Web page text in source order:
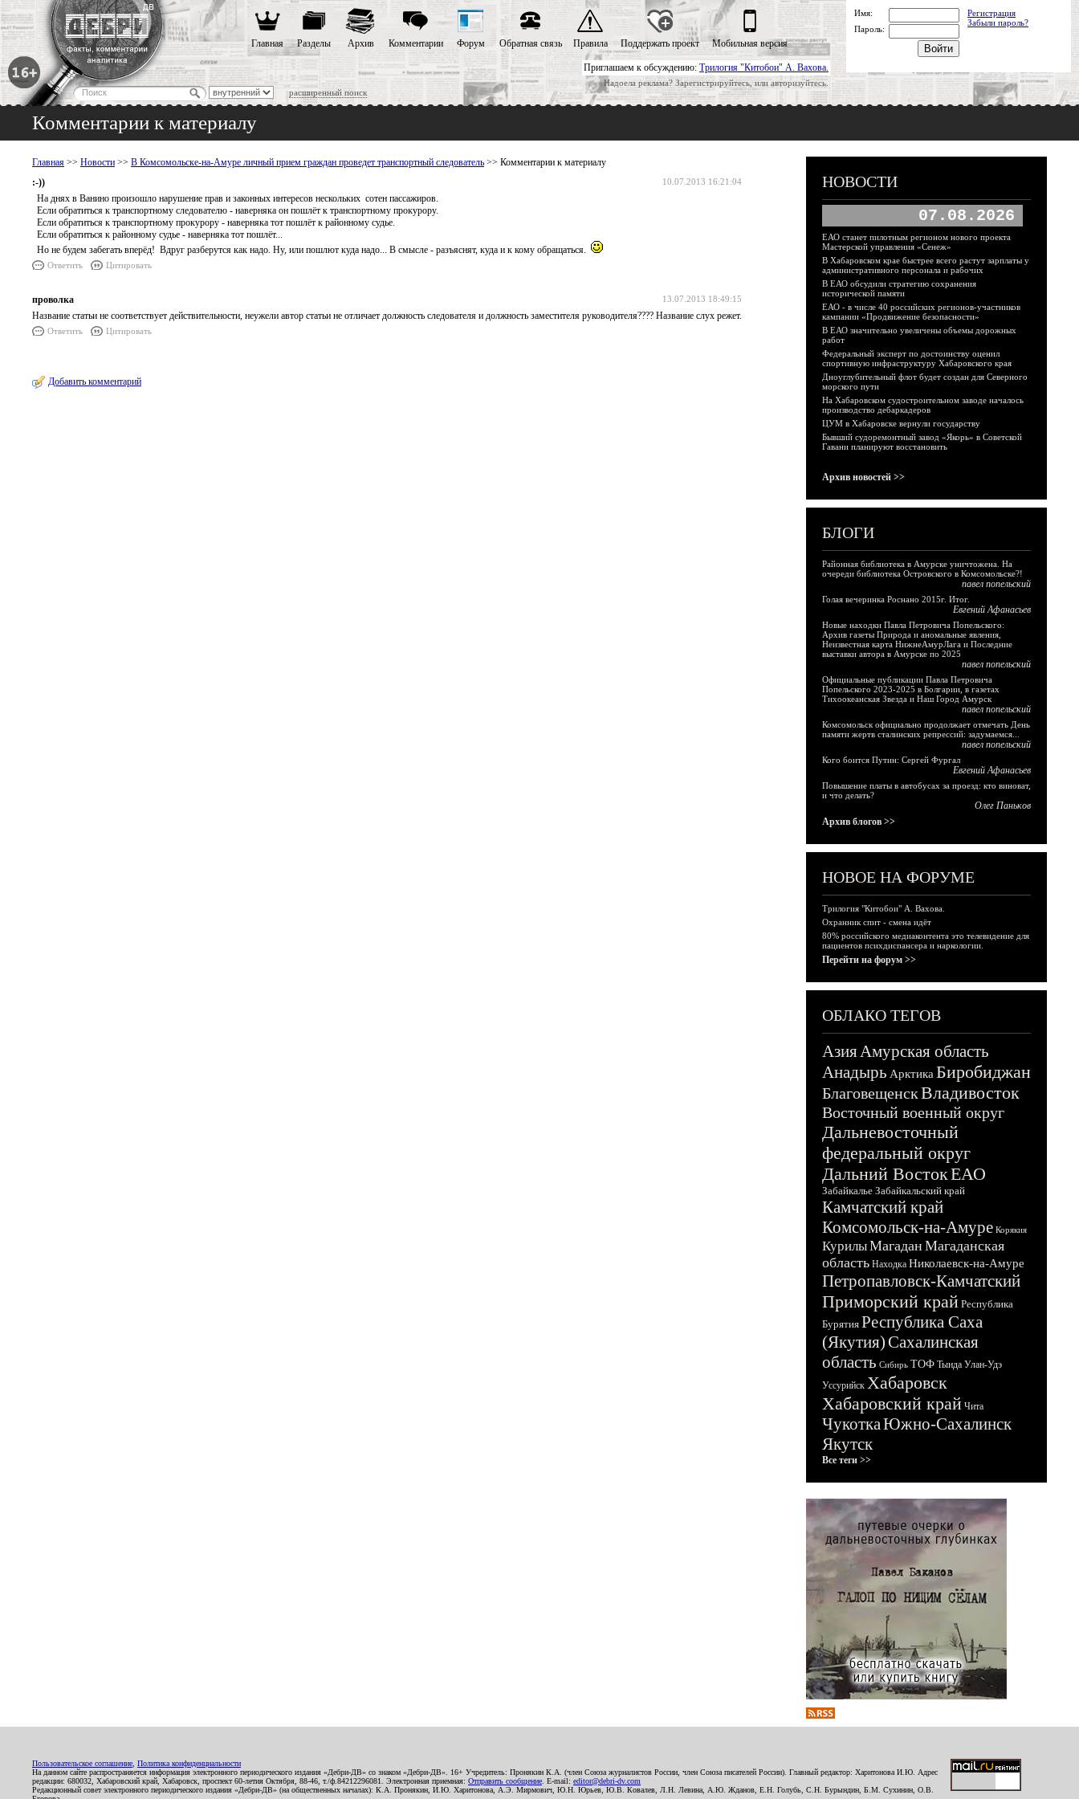
Приглашаем к обсуждению: Трилогия "Китобои" А. Вахова.
Надоела реклама? Зарегистрируйтесь, или авторизуйтесь.
расширенный поиск
Главная Разделы Архив Комментарии Форум Обратная связь Правила Поддержать проект Мобильная версия
Имя:
Регистрация
Забыли пароль?
Пароль:
Комментарии к материалу
Главная >> Новости >> В Комсомольске-на-Амуре личный прием граждан проведет транспортный следователь >> Комментарии к материалу
10.07.2013 16:21:04
:-))
На днях в Ванино произошло нарушение прав и законных интересов нескольких сотен пассажиров.
Если обратиться к транспортному следователю - наверняка он пошлёт к транспортному прокурору.
Если обратиться к транспортному прокурору - наверняка тот пошлёт к районному судье.
Если обратиться к районному судье - наверняка тот пошлёт...
Но не будем забегать вперёд! Вдруг разберутся как надо. Ну, или пошлют куда надо... В смысле - разъяснят, куда и к кому обращаться.
Ответить Цитировать
13.07.2013 18:49:15
проволка
Название статьи не соответствует действительности, неужели автор статьи не отличает должность следователя и должность заместителя руководителя???? Название слух режет.
Ответить Цитировать
Добавить комментарий
НОВОСТИ
07.08.2026
ЕАО станет пилотным регионом нового проекта
Мастерской управления «Сенеж»
В Хабаровском крае быстрее всего растут зарплаты у
административного персонала и рабочих
В ЕАО обсудили стратегию сохранения
исторической памяти
ЕАО - в числе 40 российских регионов-участников
кампании «Продвижение безопасности»
В ЕАО значительно увеличены объемы дорожных
работ
Федеральный эксперт по достоинству оценил
спортивную инфраструктуру Хабаровского края
Дноуглубительный флот будет создан для Северного
морского пути
На Хабаровском судостроительном заводе началось
производство дебаркадеров
ЦУМ в Хабаровске вернули государству
Бывший судоремонтный завод «Якорь» в Советской
Гавани планируют восстановить
Архив новостей >>
БЛОГИ
Районная библиотека в Амурске уничтожена. На
очереди библиотека Островского в Комсомольске?!
павел попельский
Голая вечеринка Роснано 2015г. Итог.
Евгений Афанасьев
Новые находки Павла Петровича Попельского:
Архив газеты Природа и аномальные явления,
Неизвестная карта НижнеАмурЛага и Последние
выставки автора в Амурске по 2025
павел попельский
Официальные публикации Павла Петровича
Попельского 2023-2025 в Болгарии, в газетах
Тихоокеанская Звезда и Наш Город Амурск
павел попельский
Комсомольск официально продолжает отмечать День
памяти жертв сталинских репрессий: задумаемся...
павел попельский
Кого боится Путин: Сергей Фургал
Евгений Афанасьев
Повышение платы в автобусах за проезд: кто виноват,
и что делать?
Олег Паньков
Архив блогов >>
НОВОЕ НА ФОРУМЕ
Трилогия "Китобои" А. Вахова.
Охранник спит - смена идёт
80% российского медиаконтента это телевидение для
пациентов психдиспансера и наркологии.
Перейти на форум >>
ОБЛАКО ТЕГОВ
АзияАмурская область
Анадырь Арктика Биробиджан
БлаговещенскВладивосток
Восточный военный округ
Дальневосточный
федеральный округ
Дальний ВостокЕАО
Забайкалье Забайкальский край
Камчатский край
Комсомольск-на-Амуре Корякия
КурилыМагадан Магаданская
область Находка Николаевск-на-Амуре
Петропавловск-Камчатский
Приморский край Республика
Бурятия Республика Саха
(Якутия)Сахалинская
область Сибирь ТОФ Тында Улан-Удэ
Уссурийск Хабаровск
Хабаровский край Чита
ЧукоткаЮжно-Сахалинск
Якутск
Все теги >>
Пользовательское соглашение Политика конфиденциальности
На данном сайте распространяется информация электронного периодического издания «Дебри-ДВ» со знаком «Дебри-ДВ». 16+ Учредитель: Пронякин К.А. (член Союза журналистов России, член Союза писателей России). Главный редактор: Харитонова И.Ю. Адрес
редакции: 680032, Хабаровский край, Хабаровск, проспект 60-летия Октября, 88-46, т./ф.84212296081. Электронная приемная: Отправить сообщение . E-mail: editor@debri-dv.com
Редакционный совет электронного периодического издания «Дебри-ДВ» (на общественных началах): К.А. Пронякин, И.Ю. Харитонова, А.Э. Мирмович, Ю.Н. Юрьев, Ю.В. Ковалев, Л.Н. Левина, А.Ю. Жданов, Е.Н. Голубь, С.Н. Бурындин, Б.М. Сухинин, О.В.